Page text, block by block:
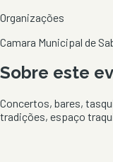
Organizações
Camara Municipal de
Sobre este
Concertos, bares,
tradições, espaço